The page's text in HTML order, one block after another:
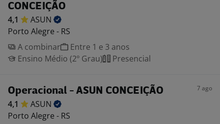
CONCEIÇÃO
4,1
ASUN
Porto Alegre - RS
A combinar
Entre 1 e 3 anos
Ensino Médio (2º Grau)
Presencial
Operacional - ASUN CONCEIÇÃO 7 ago
4,1
ASUN
Porto Alegre - RS